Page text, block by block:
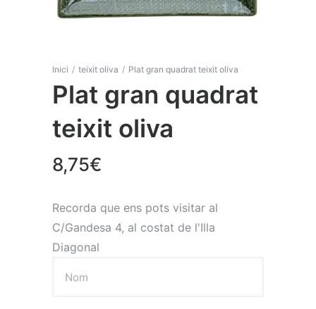
Inici / teixit oliva / Plat gran quadrat teixit oliva
Plat gran quadrat
teixit oliva
8,75€
Recorda que ens pots visitar al
C/Gandesa 4, al costat de l'Illa
Diagonal
Nom